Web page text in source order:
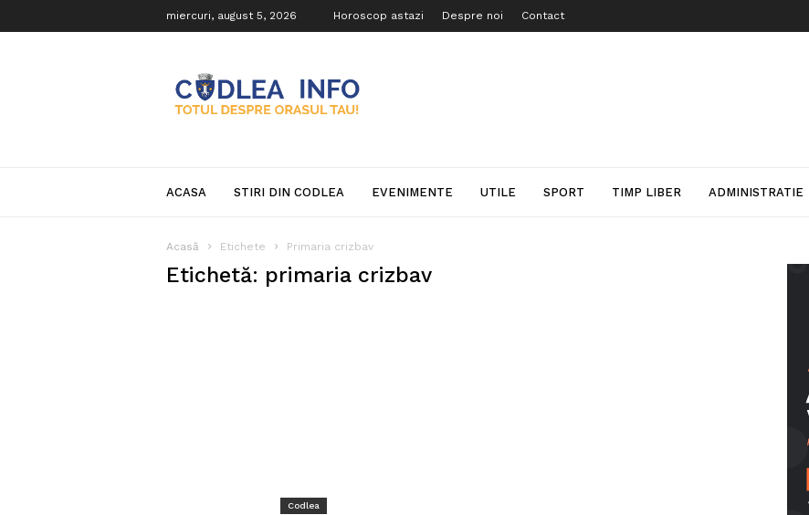
miercuri, august 5, 2026 Horoscop astazi Despre noi Contact
Info
ACASA STIRI DIN CODLEA EVENIMENTE UTILE SPORT TIMP LIBER ADMINISTRATIE
Acasă Etichete Primaria crizbav
Etichetă: primaria crizbav
Codlea